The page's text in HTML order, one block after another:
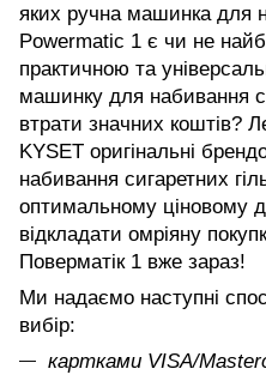
яких ручна машинка для
Powermatic 1 є чи не
практичною та
машинку для набивання
втрати значних коштів?
KYSET оригінальні
набивання сигаретних
оптимальному ціновому
відкладати омріяну
Поверматік 1 вже зараз!
Ми надаємо наступні
вибір:
картками VISA/